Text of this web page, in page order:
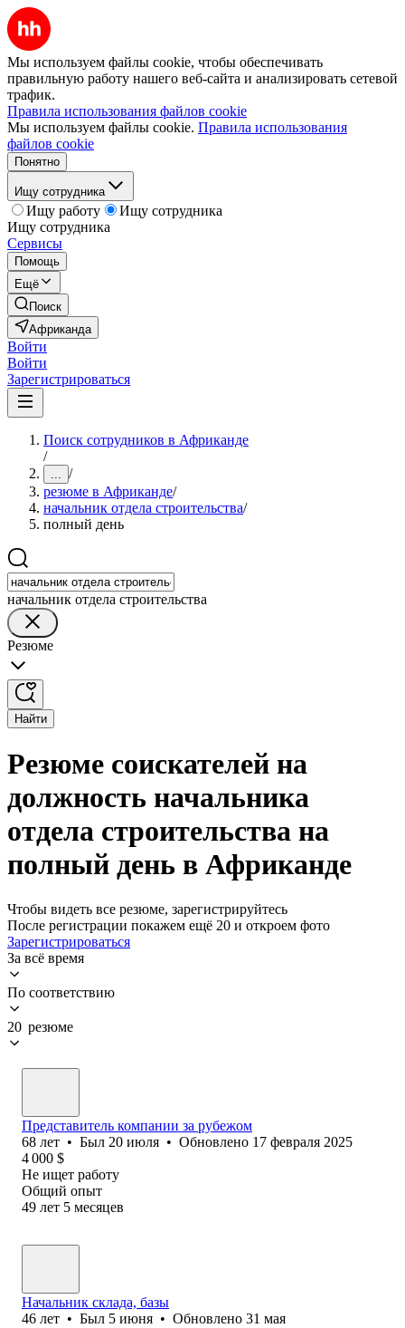
Мы используем файлы cookie, чтобы обеспечивать
правильную работу нашего веб-сайта и анализировать сетевой
трафик.
Правила использования файлов cookie
Мы используем файлы cookie. Правила использования
файлов cookie
Понятно
Ищу сотрудника
Ищу работу
Ищу сотрудника
Ищу сотрудника
Сервисы
Помощь
Ещё
Поиск
Африканда
Войти
Войти
Зарегистрироваться
Поиск сотрудников в Африканде
/
... /
резюме в Африканде/
начальник отдела строительства/
полный день
начальник отдела строительства
Резюме
Найти
Резюме соискателей на
должность начальника
отдела строительства на
полный день в Африканде
Чтобы видеть все резюме, зарегистрируйтесь
После регистрации покажем ещё 20 и откроем фото
Зарегистрироваться
За всё время
По соответствию
20 резюме
Представитель компании за рубежом
68 лет • Был 20 июля • Обновлено 17 февраля 2025
4 000 $
Не ищет работу
Общий опыт
49 лет 5 месяцев
Начальник склада, базы
46 лет • Был 5 июня • Обновлено 31 мая